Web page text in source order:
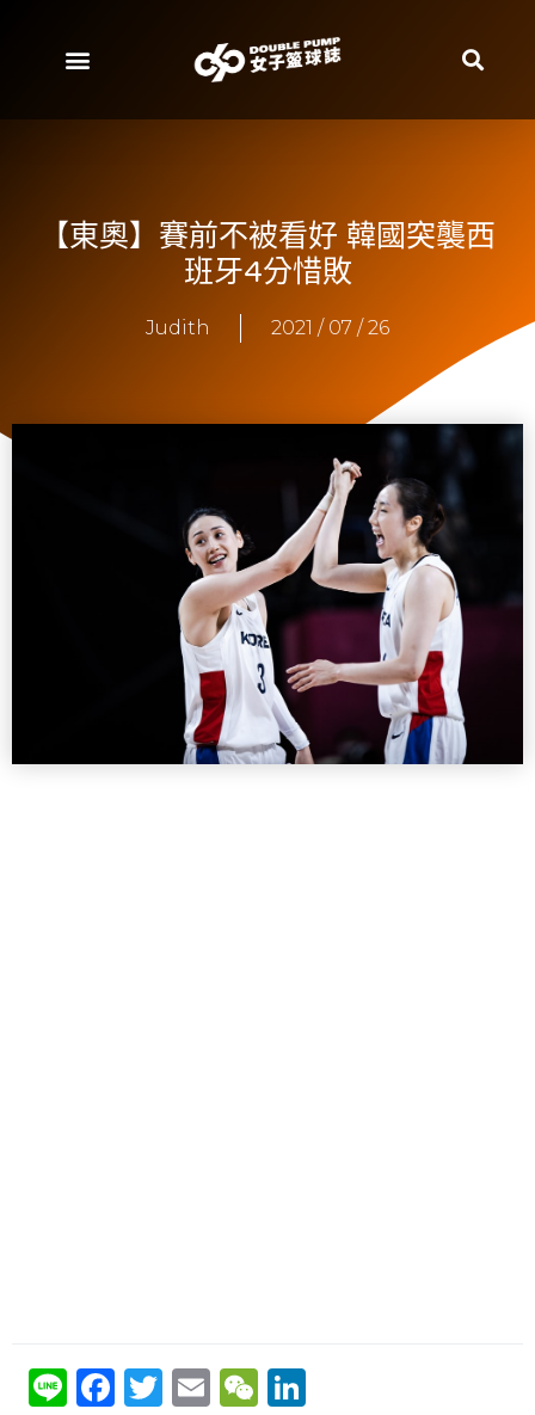
【東奧】賽前不被看好 韓國突襲西
班牙4分惜敗
Judith 2021 / 07 / 26
Li F
T
E
W